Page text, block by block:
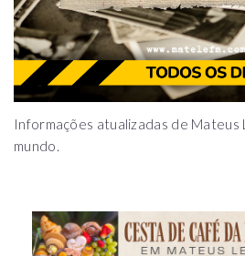
Informações atualizadas de Mateus
mundo.